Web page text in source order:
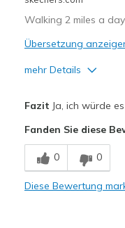
Walking 2 miles a day
Übersetzung
mehr Details
Breathe Well
Comfortable
Fazit Ja, ich würde
Fanden Sie diese
0 0
Diese Bewertung